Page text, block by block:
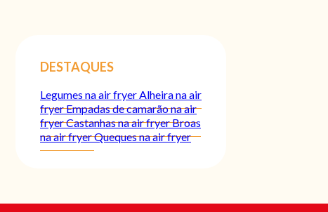
DESTAQUES
Legumes na air fryerAlheira na air
fryerEmpadas de camarão na air
fryerCastanhas na air fryerBroas
na air fryerQueques na air fryer